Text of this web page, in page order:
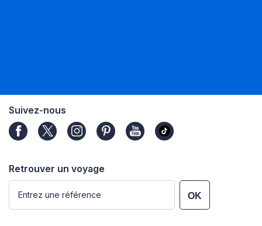
Suivez-nous
Retrouver un voyage
OK